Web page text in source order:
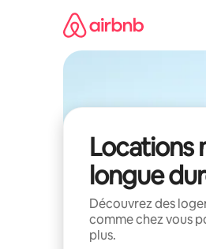
Locations
longue
Découvrez des
comme chez vous
plus.